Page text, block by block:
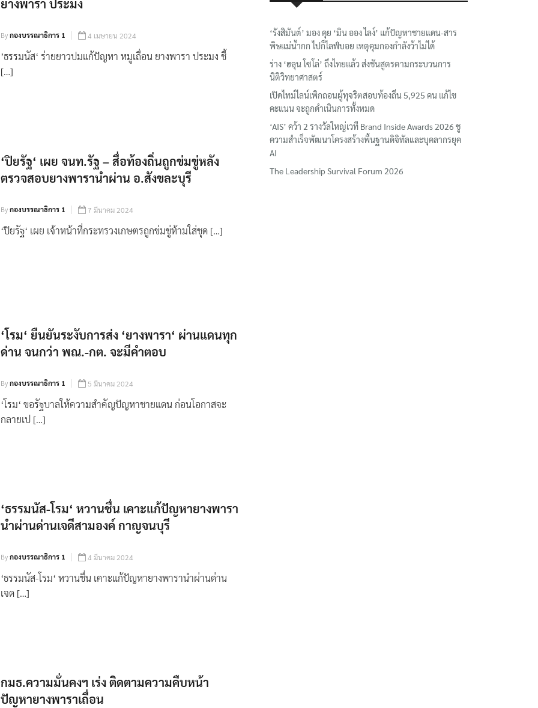
ยางพารา ประมง
Byกองบรรณาธิการ 1 4 เมษายน 2024
’ธรรมนัส‘ ร่ายยาวปมแก้ปัญหา หมูเถื่อน ยางพารา ประมง ชี้
[…]
‘ปิยรัฐ‘ เผย จนท.รัฐ – สื่อท้องถิ่นถูกข่มขู่หลัง
ตรวจสอบยางพารานำผ่าน อ.สังขละบุรี
Byกองบรรณาธิการ 1 7 มีนาคม 2024
‘ปิยรัฐ‘ เผย เจ้าหน้าที่กระทรวงเกษตรถูกข่มขู่ห้ามใส่ชุด […]
‘โรม‘ ยืนยันระงับการส่ง ‘ยางพารา‘ ผ่านแดนทุก
ด่าน จนกว่า พณ.-กต. จะมีคำตอบ
Byกองบรรณาธิการ 1 5 มีนาคม 2024
‘โรม‘ ขอรัฐบาลให้ความสำคัญปัญหาชายแดน ก่อนโอกาสจะ
กลายเป […]
‘ธรรมนัส-โรม‘ หวานชื่น เคาะแก้ปัญหายางพารา
นำผ่านด่านเจดีสามองค์ กาญจนบุรี
Byกองบรรณาธิการ 1 4 มีนาคม 2024
‘ธรรมนัส-โรม‘ หวานชื่น เคาะแก้ปัญหายางพารานำผ่านด่าน
เจด […]
กมธ.ความมั่นคงฯ เร่ง ติดตามความคืบหน้า
ปัญหายางพาราเถื่อน
‘รังสิมันต์’ มอง คุย ‘มิน ออง ไลง์’ แก้ปัญหาชายแดน-สาร
พิษแม่น้ำกก ไปก็ไลฟ์บอย เหตุคุมกองกำลังว้าไม่ได้
ร่าง ‘ฮลุน โซโล่’ ถึงไทยแล้ว ส่งชันสูตรตามกระบวนการ
นิติวิทยาศาสตร์
เปิดไทม์ไลน์เพิกถอนผู้ทุจริตสอบท้องถิ่น 5,925 คน แก้ไข
คะแนน จะถูกดำเนินการทั้งหมด
‘AIS’ คว้า 2 รางวัลใหญ่เวที Brand Inside Awards 2026 ชู
ความสำเร็จพัฒนาโครงสร้างพื้นฐานดิจิทัลและบุคลากรยุค
AI
The Leadership Survival Forum 2026